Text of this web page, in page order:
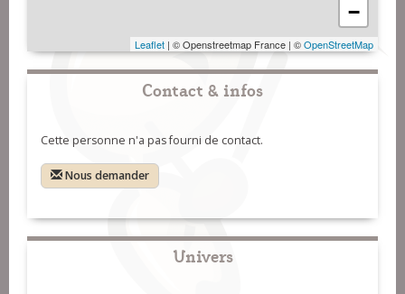
−
Leaflet | © Openstreetmap France | ©OpenStreetMap
Contact & infos
Cette personne n'a pas fourni de contact.
Nous demander
Univers